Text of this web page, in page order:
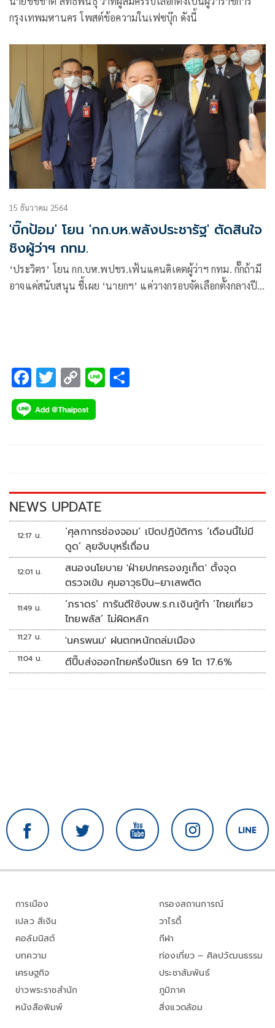
กรุงเทพมหานคร โพสต์ข้อความในเฟซบุ๊ก ดังนี้
15 ธันวาคม 2564
'บิ๊กป้อม' โยน 'กก.บห.พลังประชารัฐ' ตัดสินใจ
ชิงผู้ว่าฯ กทม.
‘ประวิตร’ โยน กก.บห.พปชร.เฟ้นแคนดิเดตผู้ว่าฯ กทม. กั๊กถ้ามี
อาจแค่สนับสนุน ชี้เผย ‘นายกฯ’ แค่วางกรอบจัดเลือกตั้งกลางปี
F
ac
e
k
T
wi
tt
C
o
p
k
Li
NEWS UPDATE
12:17 น.
‘ศุลกากรช่องจอม’ เปิดปฏิบัติการ ‘เดือนนี้ไม่มี
ดูด’ ลุยจับบุหรี่เถื่อน
12:01 น.
สนองนโยบาย 'ฝ่ายปกครองภูเก็ต' ตั้งจุด
ตรวจเข้ม คุมอาวุธปืน–ยาเสพติด
11:49 น.
‘ภราดร’ การันตีใช้งบพ.ร.ก.เงินกู้ทำ ‘ไทยเที่ยว
ไทยพลัส’ ไม่ผิดหลัก
11:27 น. 'นครพนม' ฝนตกหนักถล่มเมือง
11:04 น. ตีปี๊บส่งออกไทยครึ่งปีแรก 69 โต 17.6%
การเมือง
เปลว สีเงิน
คอลัมนิสต์
บทความ
เศรษฐกิจ
ข่าวพระราชสำนัก
หนังสือพิมพ์
กรองสถานการณ์
วาไรตี้
กีฬา
ท่องเที่ยว – ศิลปวัฒนธรรม
ประชาสัมพันธ์
ภูมิภาค
สิ่งแวดล้อม